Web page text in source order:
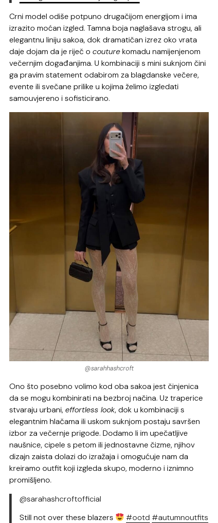
Crni model odiše potpuno drugačijom energijom i ima
izrazito moćan izgled. Tamna boja naglašava strogu, ali
elegantnu liniju sakoa, dok dramatičan izrez oko vrata
daje dojam da je riječ ocouturekomadu namijenjenom
večernjim događanjima. U kombinaciji s mini suknjom čini
ga pravim statement odabirom za blagdanske večere,
evente ili svečane prilike u kojima želimo izgledati
samouvjereno i sofisticirano.
@sarahhashcroft
Ono što posebno volimo kod oba sakoa jest činjenica
da se mogu kombinirati na bezbroj načina. Uz traperice
stvaraju urbani,effortless look, dok u kombinaciji s
elegantnim hlačama ili uskom suknjom postaju savršen
izbor za večernje prigode. Dodamo li im upečatljive
naušnice, cipele s petom ili jednostavne čizme, njihov
dizajn zaista dolazi do izražaja i omogućuje nam da
kreiramo outfit koji izgleda skupo, moderno i iznimno
promišljeno.
@sarahashcroftofficial
Still not over these blazers
#ootd #autumnoutfits